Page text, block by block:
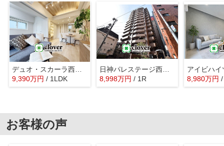
デュオ・スカーラ西麻布EAST
9,390万円 / 1LDK
日神パレステージ西麻布
8,998万円 / 1R
アイビハイ
8,980万円
お客様の声